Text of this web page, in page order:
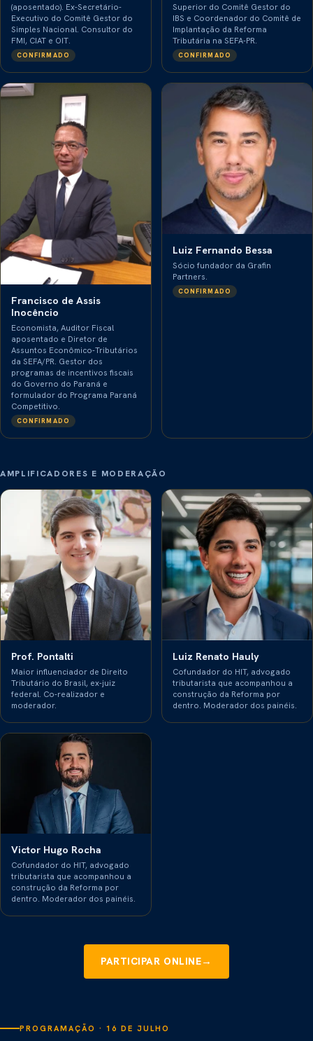
(aposentado). Ex-Secretário-
Executivo do Comitê Gestor do
Simples Nacional. Consultor do
FMI, CIAT e OIT.
CONFIRMADO
Superior do Comitê Gestor do
IBS e Coordenador do Comitê de
Implantação da Reforma
Tributária na SEFA-PR.
CONFIRMADO
Francisco de Assis
Inocêncio
Economista, Auditor Fiscal
aposentado e Diretor de
Assuntos Econômico-Tributários
da SEFA/PR. Gestor dos
programas de incentivos fiscais
do Governo do Paraná e
formulador do Programa Paraná
Competitivo.
CONFIRMADO
Luiz Fernando Bessa
Sócio fundador da Grafin
Partners.
CONFIRMADO
AMPLIFICADORES E MODERAÇÃO
Prof. Pontalti
Maior influenciador de Direito
Tributário do Brasil, ex-juiz
federal. Co-realizador e
moderador.
Luiz Renato Hauly
Cofundador do HIT, advogado
tributarista que acompanhou a
construção da Reforma por
dentro. Moderador dos painéis.
Victor Hugo Rocha
Cofundador do HIT, advogado
tributarista que acompanhou a
construção da Reforma por
dentro. Moderador dos painéis.
PARTICIPAR ONLINE→
PROGRAMAÇÃO · 16 DE JULHO